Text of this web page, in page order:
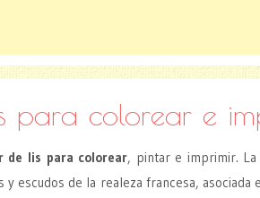
para colorear e
de lis para colorear, pintar e imprimir.
escudos de la realeza francesa, asociada